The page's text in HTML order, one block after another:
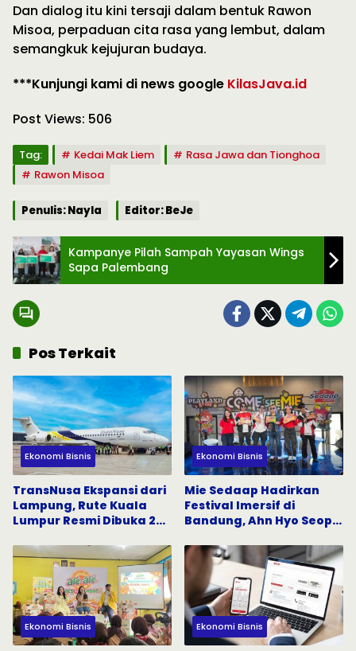
Dan dialog itu kini tersaji dalam bentuk Rawon
Misoa, perpaduan cita rasa yang lembut, dalam
semangkuk kejujuran budaya.
***Kunjungi kami di news google KilasJava.id
Post Views: 506
Tag: Kedai Mak Liem
Rasa Jawa dan Tionghoa
Rawon Misoa
Penulis: Nayla Editor: BeJe
Kampanye Pilah Sampah Yayasan Wings
Sapa Palembang
Pos Terkait
Ekonomi Bisnis
TransNusa Ekspansi dari
Lampung, Rute Kuala
Lumpur Resmi Dibuka 24
Ekonomi Bisnis
Mie Sedaap Hadirkan
Festival Imersif di
Bandung, Ahn Hyo Seop
Jadi Magnet
Ekonomi Bisnis Ekonomi Bisnis